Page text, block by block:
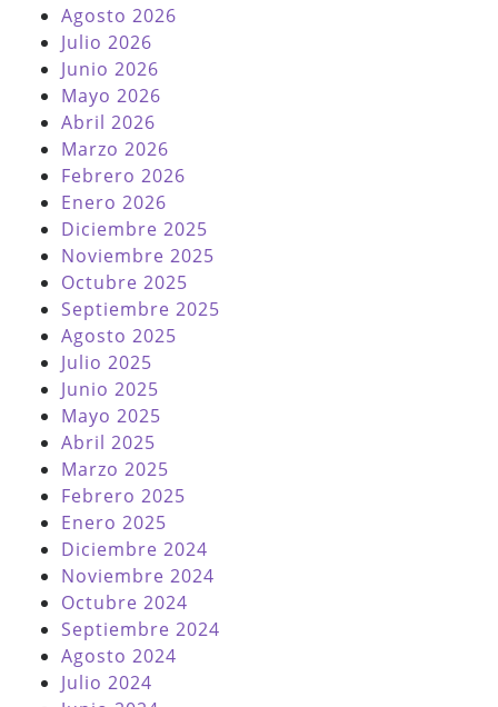
Agosto 2026
Julio 2026
Junio 2026
Mayo 2026
Abril 2026
Marzo 2026
Febrero 2026
Enero 2026
Diciembre 2025
Noviembre 2025
Octubre 2025
Septiembre 2025
Agosto 2025
Julio 2025
Junio 2025
Mayo 2025
Abril 2025
Marzo 2025
Febrero 2025
Enero 2025
Diciembre 2024
Noviembre 2024
Octubre 2024
Septiembre 2024
Agosto 2024
Julio 2024